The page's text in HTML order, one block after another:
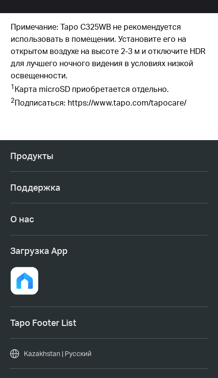
Примечание: Tapo C325WB не рекомендуется
использовать в помещении. Установите его на
открытом воздухе на высоте 2-3 м и отключите HDR
для лучшего ночного видения в условиях низкой
освещенности.
1 Карта microSD приобретается отдельно.
2Подписаться: https://www.tapo.com/tapocare/
Продукты
Поддержка
О нас
Загрузка App
Tapo Footer List
Kazakhstan | Русский